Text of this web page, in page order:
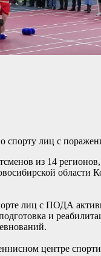
лиц с
из 14
лиц с ПОДА
и
центре